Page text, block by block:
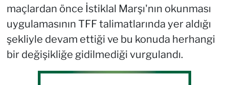
maçlardan önce İstiklal Marşı'nın okunması
uygulamasının TFF talimatlarında yer aldığı
şekliyle devam ettiği ve bu konuda herhangi
bir değişikliğe gidilmediği vurgulandı.